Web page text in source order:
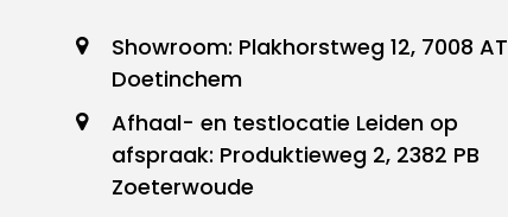
Showroom: Plakhorstweg 12, 7008 AT
Doetinchem
Afhaal- en testlocatie Leiden op
afspraak: Produktieweg 2, 2382 PB
Zoeterwoude